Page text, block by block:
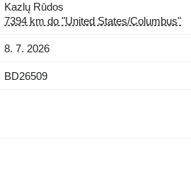
Kazlų Rūdos
7394 km do "United States/Columbus"
8. 7. 2026
BD26509